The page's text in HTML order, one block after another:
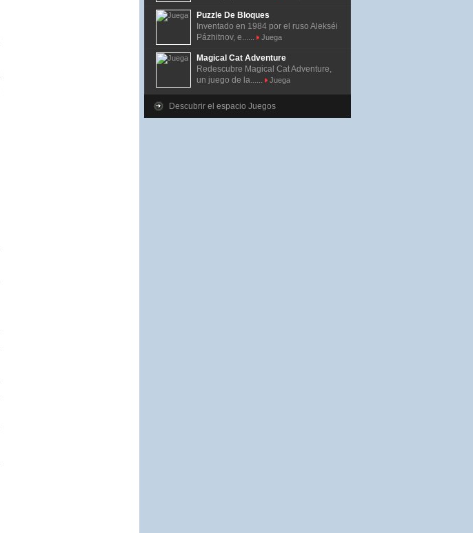
Puzzle De Bloques
Inventado en 1984 por el ruso Alekséi
Pázhitnov, e......
Juega
Magical Cat Adventure
Redescubre Magical Cat Adventure,
un juego de la......
Juega
Descubrir el espacio Juegos